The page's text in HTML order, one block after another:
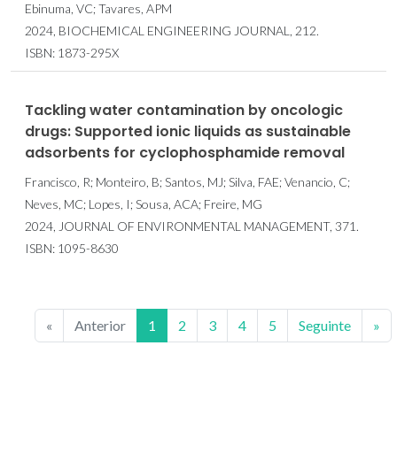
Ebinuma, VC; Tavares, APM
2024, BIOCHEMICAL ENGINEERING JOURNAL, 212.
ISBN: 1873-295X
Tackling water contamination by oncologic
drugs: Supported ionic liquids as sustainable
adsorbents for cyclophosphamide removal
Francisco, R; Monteiro, B; Santos, MJ; Silva, FAE; Venancio, C;
Neves, MC; Lopes, I; Sousa, ACA; Freire, MG
2024, JOURNAL OF ENVIRONMENTAL MANAGEMENT, 371.
ISBN: 1095-8630
« Anterior 1 2 3 4 5 Seguinte »